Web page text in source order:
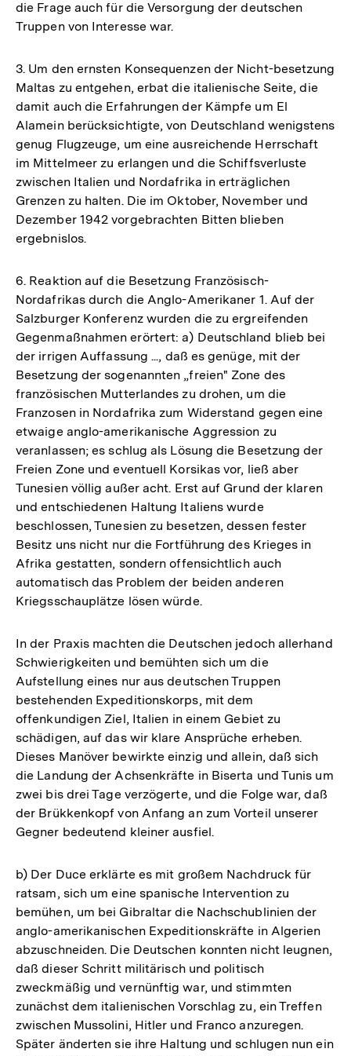
die Frage auch für die Versorgung der deutschen
Truppen von Interesse war.
3. Um den ernsten Konsequenzen der Nicht-besetzung
Maltas zu entgehen, erbat die italienische Seite, die
damit auch die Erfahrungen der Kämpfe um El
Alamein berücksichtigte, von Deutschland wenigstens
genug Flugzeuge, um eine ausreichende Herrschaft
im Mittelmeer zu erlangen und die Schiffsverluste
zwischen Italien und Nordafrika in erträglichen
Grenzen zu halten. Die im Oktober, November und
Dezember 1942 vorgebrachten Bitten blieben
ergebnislos.
6. Reaktion auf die Besetzung Französisch-
Nordafrikas durch die Anglo-Amerikaner 1. Auf der
Salzburger Konferenz wurden die zu ergreifenden
Gegenmaßnahmen erörtert: a) Deutschland blieb bei
der irrigen Auffassung ..., daß es genüge, mit der
Besetzung der sogenannten „freien" Zone des
französischen Mutterlandes zu drohen, um die
Franzosen in Nordafrika zum Widerstand gegen eine
etwaige anglo-amerikanische Aggression zu
veranlassen; es schlug als Lösung die Besetzung der
Freien Zone und eventuell Korsikas vor, ließ aber
Tunesien völlig außer acht. Erst auf Grund der klaren
und entschiedenen Haltung Italiens wurde
beschlossen, Tunesien zu besetzen, dessen fester
Besitz uns nicht nur die Fortführung des Krieges in
Afrika gestatten, sondern offensichtlich auch
automatisch das Problem der beiden anderen
Kriegsschauplätze lösen würde.
In der Praxis machten die Deutschen jedoch allerhand
Schwierigkeiten und bemühten sich um die
Aufstellung eines nur aus deutschen Truppen
bestehenden Expeditionskorps, mit dem
offenkundigen Ziel, Italien in einem Gebiet zu
schädigen, auf das wir klare Ansprüche erheben.
Dieses Manöver bewirkte einzig und allein, daß sich
die Landung der Achsenkräfte in Biserta und Tunis um
zwei bis drei Tage verzögerte, und die Folge war, daß
der Brükkenkopf von Anfang an zum Vorteil unserer
Gegner bedeutend kleiner ausfiel.
b) Der Duce erklärte es mit großem Nachdruck für
ratsam, sich um eine spanische Intervention zu
bemühen, um bei Gibraltar die Nachschublinien der
anglo-amerikanischen Expeditionskräfte in Algerien
abzuschneiden. Die Deutschen konnten nicht leugnen,
daß dieser Schritt militärisch und politisch
zweckmäßig und vernünftig war, und stimmten
zunächst dem italienischen Vorschlag zu, ein Treffen
zwischen Mussolini, Hitler und Franco anzuregen.
Später änderten sie ihre Haltung und schlugen nun ein